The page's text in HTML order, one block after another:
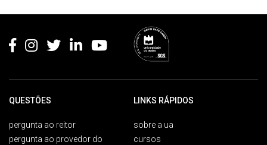
QUESTÕES
pergunta ao reitor
pergunta ao provedor do
LINKS RÁPIDOS
sobre a ua
cursos